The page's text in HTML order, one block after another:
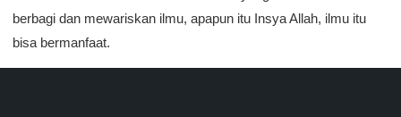
berbagi dan mewariskan ilmu, apapun itu Insya Allah, ilmu itu
bisa bermanfaat.